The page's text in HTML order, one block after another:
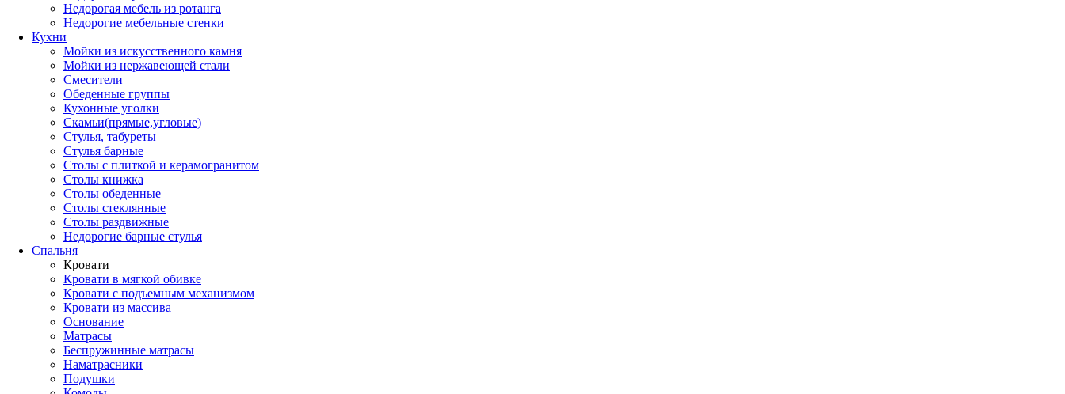
Недорогая мебель из ротанга
Недорогие мебельные стенки
Кухни
Мойки из искусственного камня
Мойки из нержавеющей стали
Смесители
Обеденные группы
Кухонные уголки
Скамьи(прямые,угловые)
Стулья, табуреты
Стулья барные
Столы с плиткой и керамогранитом
Столы книжка
Столы обеденные
Столы стеклянные
Столы раздвижные
Недорогие барные стулья
Спальня
Кровати
Кровати в мягкой обивке
Кровати с подъемным механизмом
Кровати из массива
Основание
Матрасы
Беспружинные матрасы
Наматрасники
Подушки